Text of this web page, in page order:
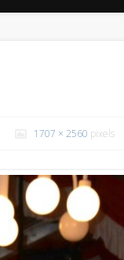
1707 × 2560 pixels